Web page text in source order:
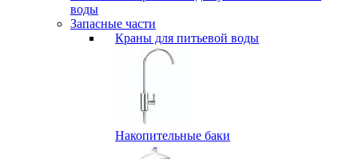
воды
Запасные части
Краны для питьевой воды
Накопительные баки